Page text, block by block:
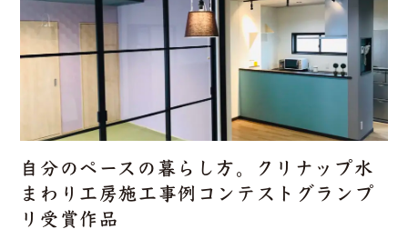
自分のペースの暮らし方。クリナップ水
まわり工房施工事例コンテストグランプ
リ受賞作品